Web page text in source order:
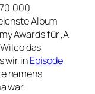
Album
Awards für ‚A
das
wir inEpisode
namens
war.